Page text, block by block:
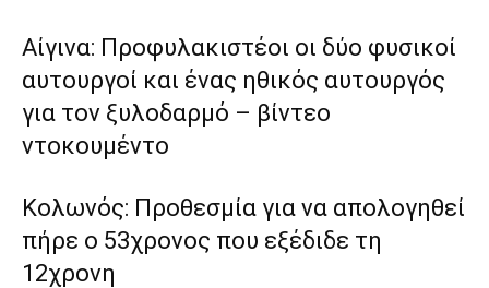
Αίγινα: Προφυλακιστέοι οι δύο φυσικοί
αυτουργοί και ένας ηθικός αυτουργός
για τον ξυλοδαρμό – βίντεο
ντοκουμέντο
Κολωνός: Προθεσμία για να απολογηθεί
πήρε ο 53χρονος που εξέδιδε τη
12χρονη